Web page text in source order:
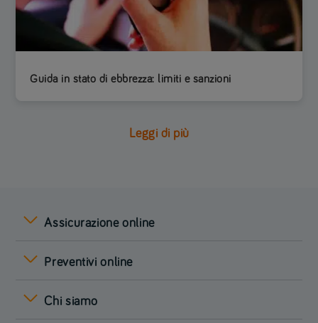
Guida in stato di ebbrezza: limiti e sanzioni
Leggi di più
Assicurazione online
Preventivi online
Chi siamo